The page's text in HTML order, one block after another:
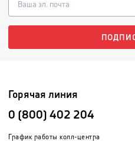
Горячая линия
0 (800) 402 204
График работы колл-центра